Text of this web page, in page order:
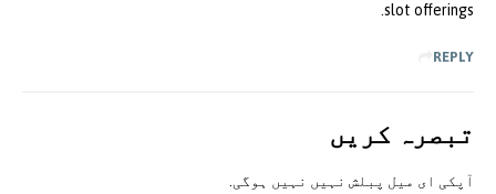
slot offerings.
REPLY
تبصرہ کريں
آپکی ای ميل پبلش نہيں نہيں ہوگی.